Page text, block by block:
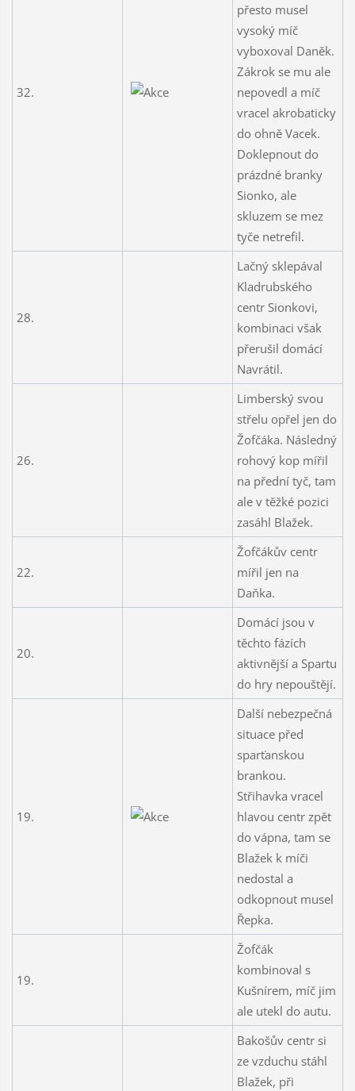
32.
přesto musel
vysoký míč
vyboxoval Daněk.
Zákrok se mu ale
nepovedl a míč
vracel akrobaticky
do ohně Vacek.
Doklepnout do
prázdné branky
Sionko, ale
skluzem se mez
tyče netrefil.
28.
Lačný sklepával
Kladrubského
centr Sionkovi,
kombinaci však
přerušil domácí
Navrátil.
26.
Limberský svou
střelu opřel jen do
Žofčáka. Následný
rohový kop mířil
na přední tyč, tam
ale v těžké pozici
zasáhl Blažek.
22.
Žofčákův centr
mířil jen na
Daňka.
20.
Domácí jsou v
těchto fázích
aktivnější a Spartu
do hry nepouštějí.
19.
Další nebezpečná
situace před
sparťanskou
brankou.
Střihavka vracel
hlavou centr zpět
do vápna, tam se
Blažek k míči
nedostal a
odkopnout musel
Řepka.
19.
Žofčák
kombinoval s
Kušnírem, míč jim
ale utekl do autu.
Bakošův centr si
ze vzduchu stáhl
Blažek, při